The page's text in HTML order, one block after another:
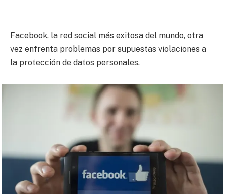
Facebook, la red social más exitosa del mundo, otra
vez enfrenta problemas por supuestas violaciones a
la protección de datos personales.